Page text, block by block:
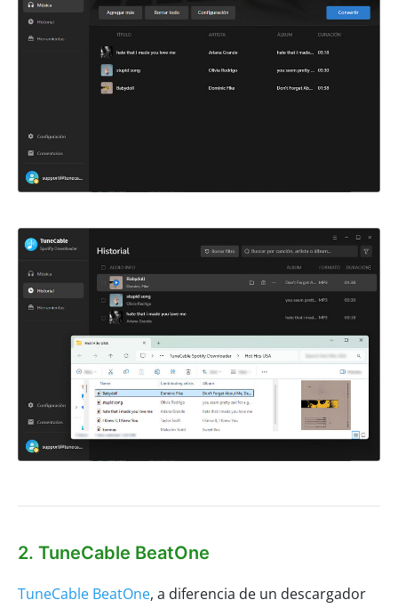
2. TuneCable BeatOne
TuneCable BeatOne, a diferencia de un descargador